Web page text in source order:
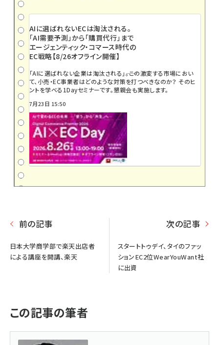
AIに選ばれないECは淘汰される。
「AI需要予測」から「購買代行」まで
エージェンティック・コマース時代の
EC戦略【8/26オフライン開催】
「AIに選ばれない企業は淘汰される」――。この激変する市場におい
て、小売・EC事業者はどのような対策を打つべきなのか？ そのヒ
ントを学べる1Dayセミナーです。懇親会も実施します。
7月23日 15:50
前の記事
日本大学商学部で楽天出店者
による講座を開講、楽天
次の記事
スタートトゥデイ、タイのファッ
ションEC2位WearYouWant社
に出資
この記事の筆者